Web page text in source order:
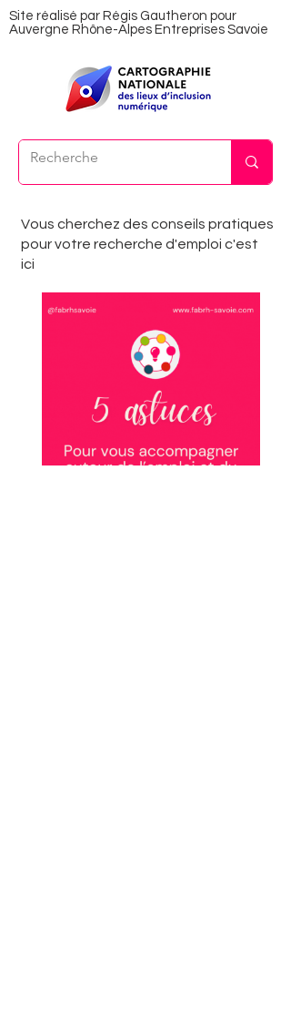
Site réalisé par Régis Gautheron pour
Auvergne Rhône-Alpes Entreprises Savoie
Vous cherchez des conseils pratiques
pour votre recherche d'emploi c'est
ici